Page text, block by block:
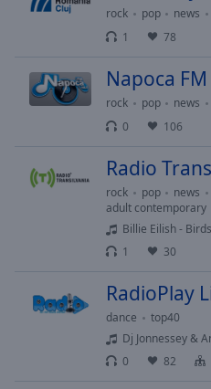
subtitles
settings
settings
dialog
Track
rock pop news
1
78
Napoca FM
rock pop news
0
106
Radio
rock pop news
adult contemporary
Billie Eilish -
1
30
RadioPlay
dance
top40
Dj Jonnessey &
0
82